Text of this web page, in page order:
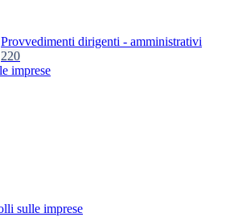
Provvedimenti dirigenti - amministrativi
220
imprese
sulle imprese